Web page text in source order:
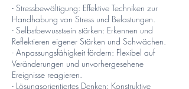
- Stressbewältigung: Effektive Techniken zur
Handhabung von Stress und Belastungen.
- Selbstbewusstsein stärken: Erkennen und
Reflektieren eigener Stärken und Schwächen.
- Anpassungsfähigkeit fördern: Flexibel auf
Veränderungen und unvorhergesehene
Ereignisse reagieren.
- Lösungsorientiertes Denken: Konstruktive